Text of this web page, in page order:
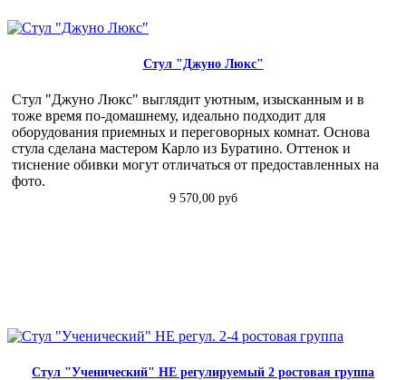
Стул "Джуно Люкс"
Стул "Джуно Люкс" выглядит уютным, изысканным и в
тоже время по-домашнему, идеально подходит для
оборудования приемных и переговорных комнат. Основа
стула сделана мастером Карло из Буратино. Оттенок и
тиснение обивки могут отличаться от предоставленных на
фото.
9 570,00 руб
Стул "Ученический" НЕ регулируемый 2 ростовая группа